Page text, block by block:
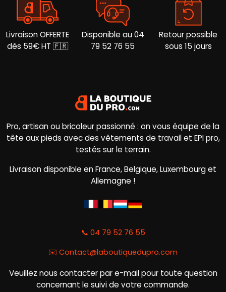
Livraison OFFERTE
dès 59€ HT 🇫🇷
Disponible au 04
79 52 76 55
Retour possible
sous 15 jours
Pro, artisan ou bricoleur passionné : on vous équipe de la
tête aux pieds avec des vêtements de travail et EPI pro,
testés sur le terrain.
Livraison disponible en France, Belgique, Luxembourg et
Allemagne !
📞 04 79 52 76 55
✉️ Contact@laboutiquedupro.com
Veuillez nous contacter par e-mail pour toute question
concernant le suivi de votre commande.